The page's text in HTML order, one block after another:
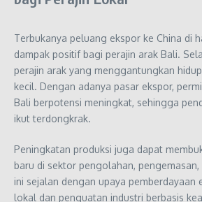
Terbukanya peluang ekspor ke China di
dampak positif bagi perajin arak Bali.
perajin arak yang menggantungkan
kecil. Dengan adanya pasar ekspor,
Bali berpotensi meningkat, sehingga
ikut terdongkrak.
Peningkatan produksi juga dapat
baru di sektor pengolahan,
ini sejalan dengan upaya pemberdayaan
lokal dan penguatan industri berbasis